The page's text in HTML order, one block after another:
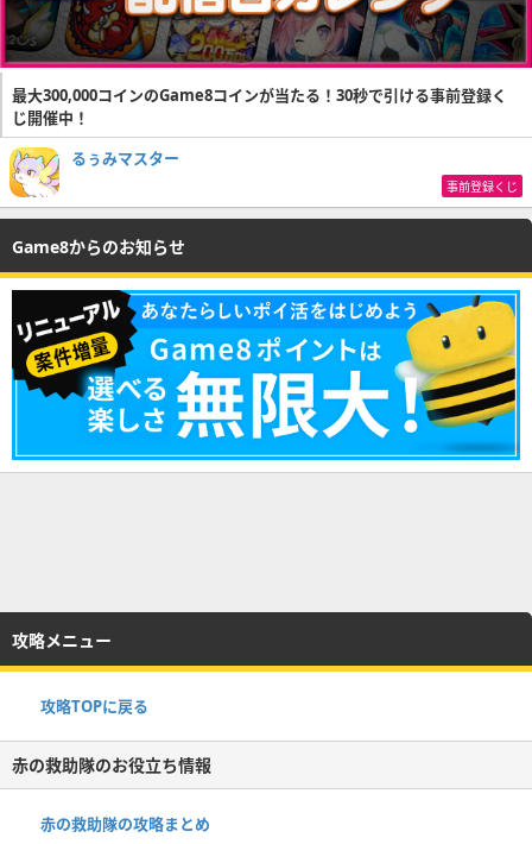
最大300,000コインのGame8コインが当たる！30秒で引ける事前登録く
じ開催中！
るぅみマスター
事前登録くじ
Game8からのお知らせ
攻略メニュー
攻略TOPに戻る
赤の救助隊のお役立ち情報
赤の救助隊の攻略まとめ